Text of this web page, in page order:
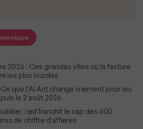
2026 : Ces grandes villes où la facture
les plus lourdes
que l’AI Act change vraiment pour les
le 2 août 2026
: iad franchit le cap des 600
de chiffre d'affaires